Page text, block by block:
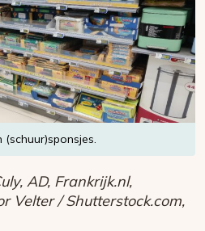
AD, Frankrijk.nl,
Velter / Shutterstock.com,